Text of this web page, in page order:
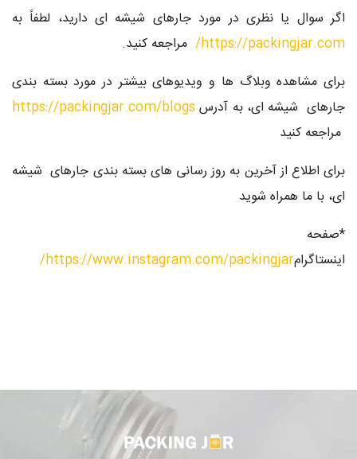
اگر سوال یا نظری در مورد جارهای شیشه ای دارید، لطفاً به
https://packingjar.com
/ مراجعه کنید.
برای مشاهده وبلاگ ها و ویدیوهای بیشتر در مورد بسته بندی
جارهای شیشه ای، به آدرس https://packingjar.com/blogs
مراجعه کنید
برای اطلاع از آخرین به روز رسانی های بسته بندی جارهای شیشه
ای، با ما همراه شوید
*صفحه
اینستاگرامhttps://www.instagram.com/packingjar
/